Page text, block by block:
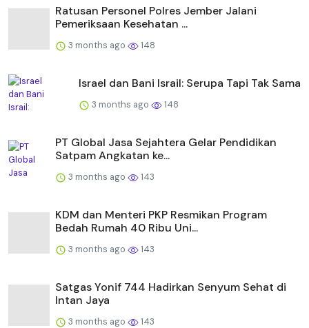
Ratusan Personel Polres Jember Jalani
Pemeriksaan Kesehatan ...
3 months ago 148
Israel dan Bani Israil: Serupa Tapi Tak Sama
3 months ago 148
PT Global Jasa Sejahtera Gelar Pendidikan
Satpam Angkatan ke...
3 months ago 143
KDM dan Menteri PKP Resmikan Program
Bedah Rumah 40 Ribu Uni...
3 months ago 143
Satgas Yonif 744 Hadirkan Senyum Sehat di
Intan Jaya
3 months ago 143